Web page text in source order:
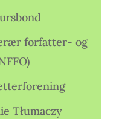
forfatter- og
Tłumaczy